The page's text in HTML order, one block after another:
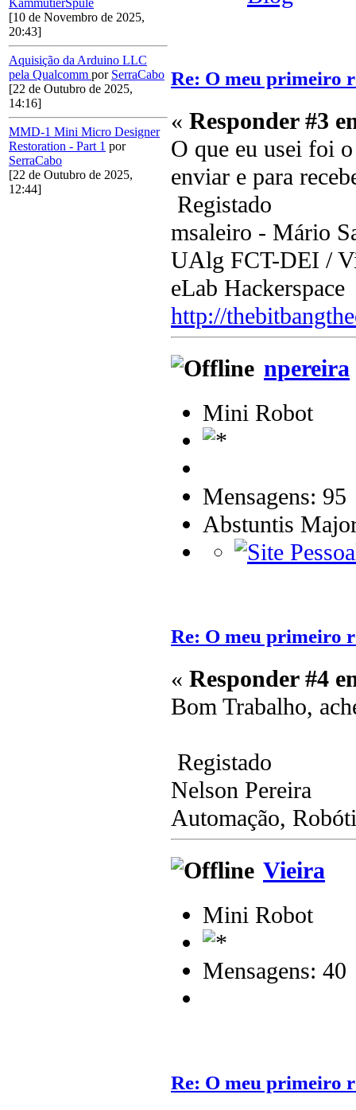
KammutierSpule
[10 de Novembro de 2025,
20:43]
Aquisição da Arduino LLC
pela Qualcomm por SerraCabo
[22 de Outubro de 2025,
14:16]
MMD-1 Mini Micro Designer
Restoration - Part 1 por
SerraCabo
[22 de Outubro de 2025,
12:44]
Re: O meu primeiro
« Responder #3
O que eu usei foi
enviar e para
Registado
msaleiro - Mário
UAlg FCT-DEI /
eLab Hackerspace
http://
npereira
Mini Robot
Mensagens: 95
Abstuntis
Re: O meu primeiro
« Responder #4
Bom Trabalho,
Registado
Nelson Pereira
Automação,
Vieira
Mini Robot
Mensagens: 40
Re: O meu primeiro